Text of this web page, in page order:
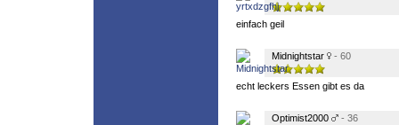
einfach geil
Midnightstar - 60
echt leckers Essen gibt es da
Optimist2000 - 36